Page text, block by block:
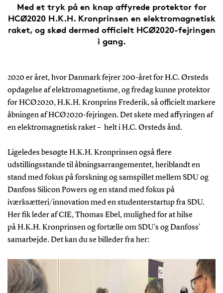
Med et tryk på en knap affyrede protektor for
HCØ2020 H.K.H. Kronprinsen en elektromagnetisk
raket, og skød dermed officielt HCØ2020-fejringen
i gang.
2020 er året, hvor Danmark fejrer 200-året for H.C. Ørsteds
opdagelse af elektromagnetisme, og fredag kunne protektor
for HCØ2020, H.K.H. Kronprins Frederik, så officielt markere
åbningen af HCØ2020-fejringen. Det skete med affyringen af
en elektromagnetisk raket – helt i H.C. Ørsteds ånd.
Ligeledes besøgte H.K.H. Kronprinsen også flere
udstillingsstande til åbningsarrangementet, heriblandten
stand med fokus på forskning og samspillet mellem SDU og
Danfoss Silicon Powers og en stand med fokus på
iværksætteri/innovation med en studenterstartup fra SDU.
Her fik leder af CIE, Thomas Ebel, mulighed for at hilse
påH.K.H. Kronprinsen og fortælle om SDU's og Danfoss'
samarbejde. Det kan du se billeder fra her: